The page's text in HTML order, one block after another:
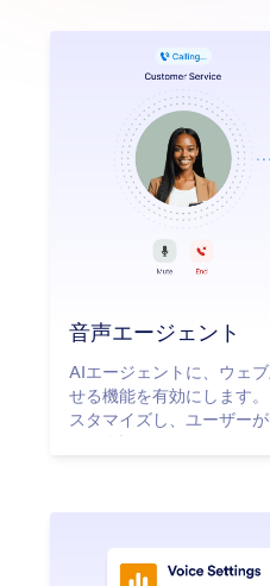
音声エージェント
AIエージェントに、ウェ
せる機能を有効にします
スタマイズし、ユーザー
トと会話できるようにしま